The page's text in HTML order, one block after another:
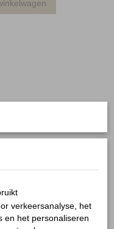
verkeersanalyse, het
en het personaliseren